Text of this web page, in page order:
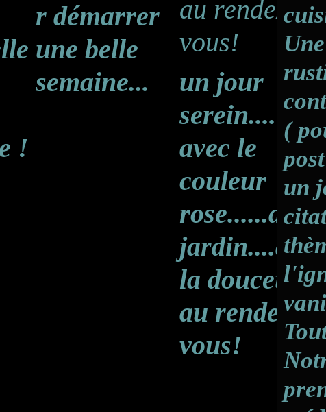
!
r démarrer
une belle
semaine...
un jour
serein....
avec le
couleur
rose......au
jardin....de
la douceur
au rendez-
vous!
(
un